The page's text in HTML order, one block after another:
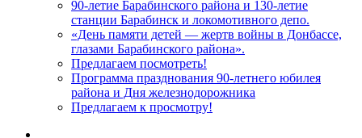
90-летие Барабинского района и 130-летие
станции Барабинск и локомотивного депо.
«День памяти детей — жертв войны в Донбассе,
глазами Барабинского района».
Предлагаем посмотреть!
Программа празднования 90-летнего юбилея
района и Дня железнодорожника
Предлагаем к просмотру!